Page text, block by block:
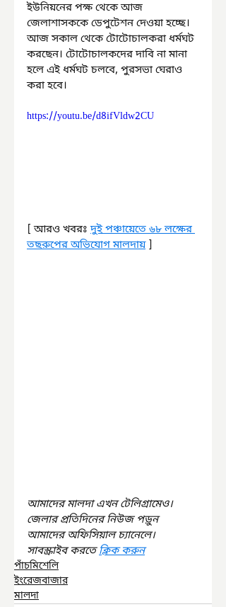
ইউনিয়নের পক্ষ থেকে আজ
জেলাশাসককে ডেপুটেশন দেওয়া হচ্ছে।
আজ সকাল থেকে টোটোচালকরা ধর্মঘট
করছেন। টোটোচালকদের দাবি না মানা
হলে এই ধর্মঘট চলবে, পুরসভা ঘেরাও
করা হবে।
https://youtu.be/d8ifVldw2CU
[ আরও খবরঃ দুই পঞ্চায়েতে ৬৮ লক্ষের
তছরুপের অভিযোগ মালদায় ]
আমাদের মালদা এখন টেলিগ্রামেও।
জেলার প্রতিদিনের নিউজ পড়ুন
আমাদের অফিসিয়াল চ্যানেলে।
সাবস্ক্রাইব করতে ক্লিক করুন
পাঁচমিশেলি
ইংরেজবাজার
মালদা